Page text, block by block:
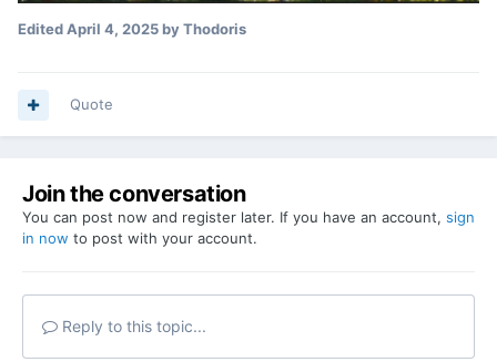
EditedApril 4, 2025by Thodoris
Quote
Join the conversation
You can post now and register later. If you have an account, sign
in now to post with your account.
Reply to this topic...